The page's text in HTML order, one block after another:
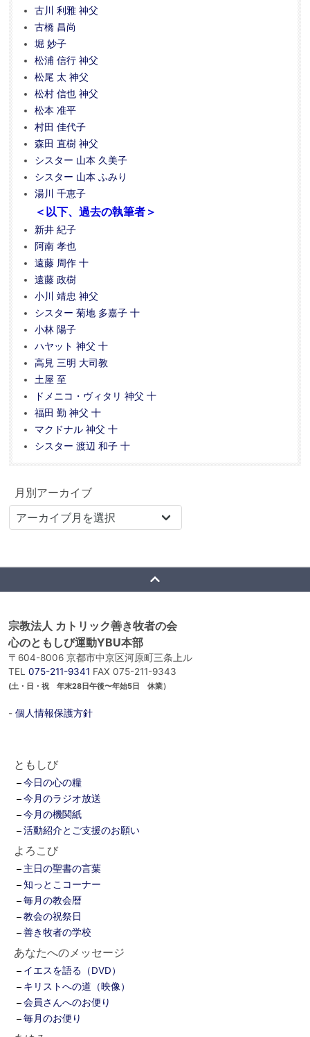
古川 利雅 神父
古橋 昌尚
堀 妙子
松浦 信行 神父
松尾 太 神父
松村 信也 神父
松本 准平
村田 佳代子
森田 直樹 神父
シスター 山本 久美子
シスター 山本 ふみり
湯川 千恵子
＜以下、過去の執筆者＞
新井 紀子
阿南 孝也
遠藤 周作 十
遠藤 政樹
小川 靖忠 神父
シスター 菊地 多嘉子 十
小林 陽子
ハヤット 神父 十
高見 三明 大司教
土屋 至
ドメニコ・ヴィタリ 神父 十
福田 勤 神父 十
マクドナル 神父 十
シスター 渡辺 和子 十
月別アーカイブ
宗教法人 カトリック善き牧者の会
心のともしび運動YBU本部
〒604-8006 京都市中京区河原町三条上ル
TEL 075-211-9341 FAX 075-211-9343
(土・日・祝 年末28日午後〜年始5日 休業）
- 個人情報保護方針
ともしび
今日の心の糧
今月のラジオ放送
今月の機関紙
活動紹介とご支援のお願い
よろこび
主日の聖書の言葉
知っとこコーナー
毎月の教会暦
教会の祝祭日
善き牧者の学校
あなたへのメッセージ
イエスを語る（DVD）
キリストへの道（映像）
会員さんへのお便り
毎月のお便り